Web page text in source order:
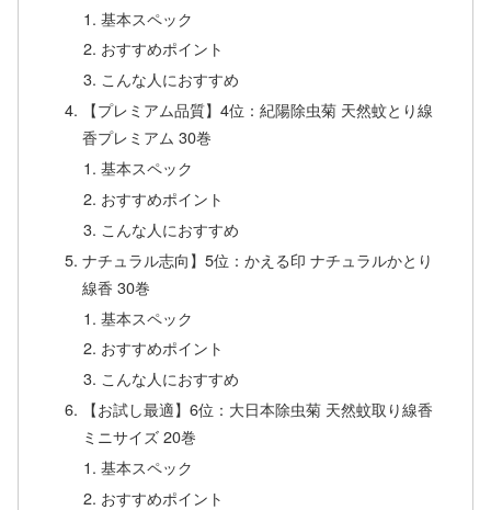
基本スペック
おすすめポイント
こんな人におすすめ
【プレミアム品質】4位：紀陽除虫菊 天然蚊とり線
香プレミアム 30巻
基本スペック
おすすめポイント
こんな人におすすめ
ナチュラル志向】5位：かえる印 ナチュラルかとり
線香 30巻
基本スペック
おすすめポイント
こんな人におすすめ
【お試し最適】6位：大日本除虫菊 天然蚊取り線香
ミニサイズ 20巻
基本スペック
おすすめポイント